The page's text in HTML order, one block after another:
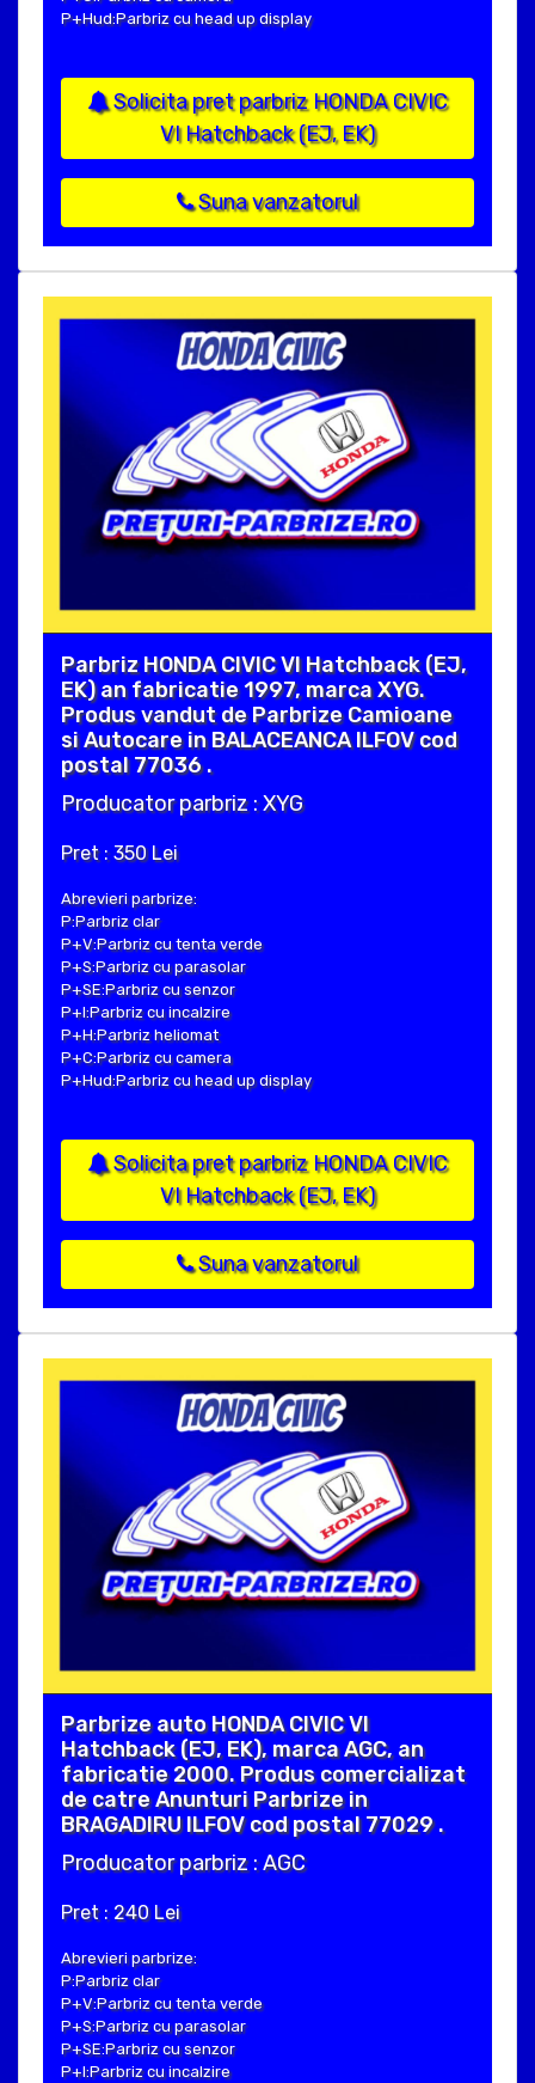
P+Hud:Parbriz cu head up display
Solicita pret parbriz HONDA CIVIC
VI Hatchback (EJ, EK)
Suna vanzatorul
Parbriz HONDA CIVIC VI Hatchback (EJ,
EK) an fabricatie 1997, marca XYG.
Produs vandut de Parbrize Camioane
si Autocare in BALACEANCA ILFOV cod
postal 77036 .
Producator parbriz : XYG
Pret : 350 Lei
Abrevieri parbrize:
P:Parbriz clar
P+V:Parbriz cu tenta verde
P+S:Parbriz cu parasolar
P+SE:Parbriz cu senzor
P+I:Parbriz cu incalzire
P+H:Parbriz heliomat
P+C:Parbriz cu camera
P+Hud:Parbriz cu head up display
Solicita pret parbriz HONDA CIVIC
VI Hatchback (EJ, EK)
Suna vanzatorul
Parbrize auto HONDA CIVIC VI
Hatchback (EJ, EK), marca AGC, an
fabricatie 2000. Produs comercializat
de catre Anunturi Parbrize in
BRAGADIRU ILFOV cod postal 77029 .
Producator parbriz : AGC
Pret : 240 Lei
Abrevieri parbrize:
P:Parbriz clar
P+V:Parbriz cu tenta verde
P+S:Parbriz cu parasolar
P+SE:Parbriz cu senzor
P+I:Parbriz cu incalzire